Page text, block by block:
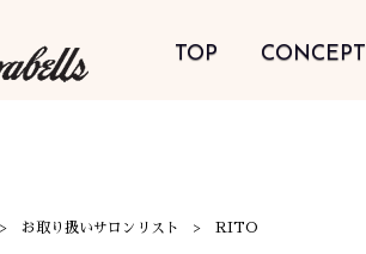
TOP CONCEPT
お取り扱いサロンリスト RITO